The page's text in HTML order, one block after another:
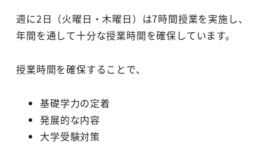
週に2日（火曜日・木曜日）は7時間授業を実施し、
年間を通して十分な授業時間を確保しています。
授業時間を確保することで、
基礎学力の定着
発展的な内容
大学受験対策